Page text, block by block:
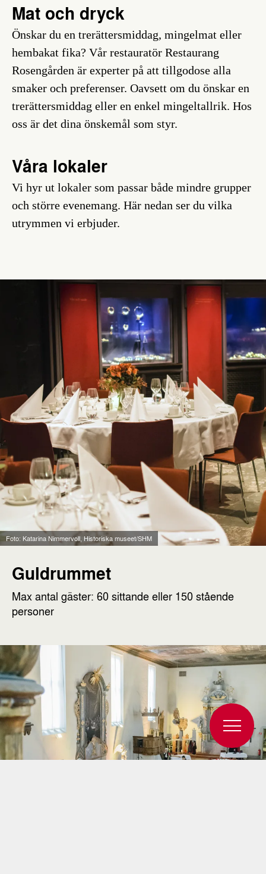
Mat och dryck
Önskar du en trerättersmiddag, mingelmat eller
hembakat fika? Vår restauratör Restaurang
Rosengården är experter på att tillgodose alla
smaker och preferenser. Oavsett om du önskar en
trerättersmiddag eller en enkel mingeltallrik. Hos
oss är det dina önskemål som styr.
Våra lokaler
Vi hyr ut lokaler som passar både mindre grupper
och större evenemang. Här nedan ser du vilka
utrymmen vi erbjuder.
Guldrummet
Max antal gäster: 60 sittande eller 150 stående
personer
Foto: Katarina Nimmervoll, Historiska museet/SHM